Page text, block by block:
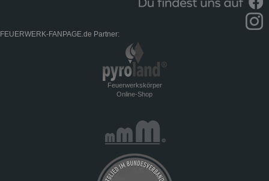
FEUERWERK-FANPAGE.de Partner:
Feuerwerkskörper
Online-Shop